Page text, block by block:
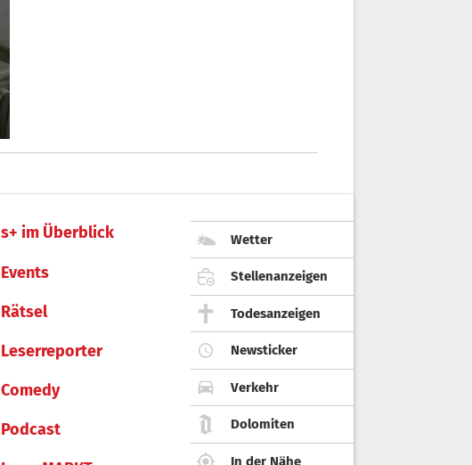
s+ im Überblick
Events
Rätsel
Leserreporter
Comedy
Podcast
Wetter
Stellenanzeigen
Todesanzeigen
Newsticker
Verkehr
Dolomiten
In der Nähe